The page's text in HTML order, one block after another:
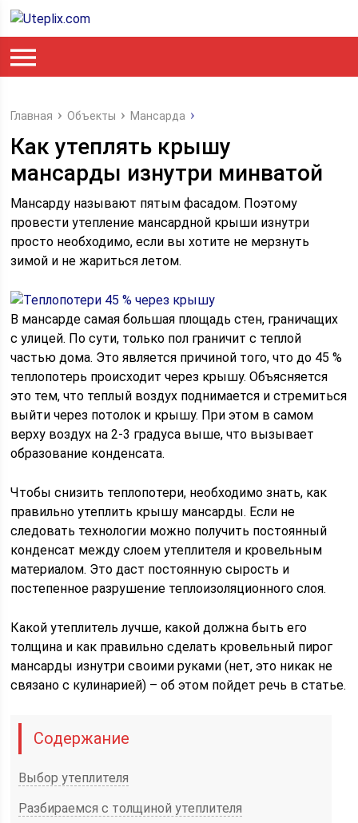
Главная Объекты Мансарда
Как утеплять крышу
мансарды изнутри минватой
Мансарду называют пятым фасадом. Поэтому
провести утепление мансардной крыши изнутри
просто необходимо, если вы хотите не мерзнуть
зимой и не жариться летом.
В мансарде самая большая площадь стен, граничащих
с улицей. По сути, только пол граничит с теплой
частью дома. Это является причиной того, что до 45 %
теплопотерь происходит через крышу. Объясняется
это тем, что теплый воздух поднимается и стремиться
выйти через потолок и крышу. При этом в самом
верху воздух на 2-3 градуса выше, что вызывает
образование конденсата.
Чтобы снизить теплопотери, необходимо знать, как
правильно утеплить крышу мансарды. Если не
следовать технологии можно получить постоянный
конденсат между слоем утеплителя и кровельным
материалом. Это даст постоянную сырость и
постепенное разрушение теплоизоляционного слоя.
Какой утеплитель лучше, какой должна быть его
толщина и как правильно сделать кровельный пирог
мансарды изнутри своими руками (нет, это никак не
связано с кулинарией) – об этом пойдет речь в статье.
Содержание
Выбор утеплителя
Разбираемся с толщиной утеплителя